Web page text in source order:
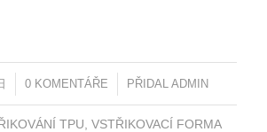
0 KOMENTÁŘE
/ PŘIDAL ADMIN
TPU VSTŘIKOVACÍ FORMA